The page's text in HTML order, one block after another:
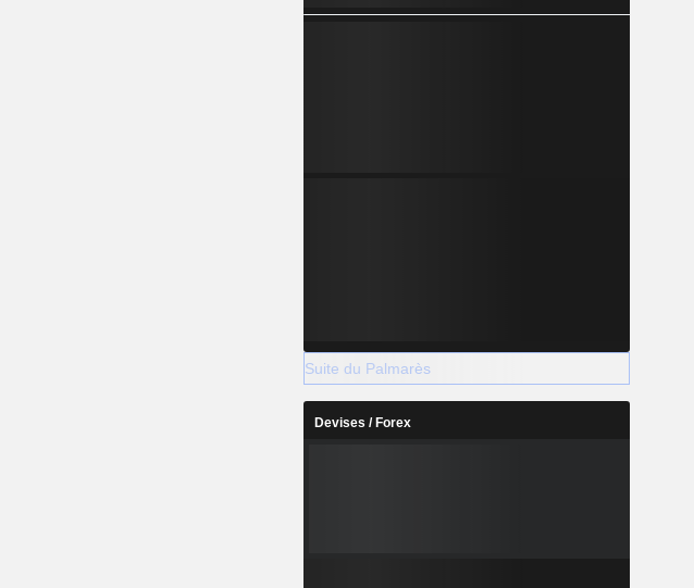
Suite du Palmarès
Devises / Forex